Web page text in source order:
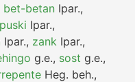
bet-betan Ipar.,
Ipar.,
Ipar., zank Ipar.,
g.e., sost g.e.,
Heg. beh.,